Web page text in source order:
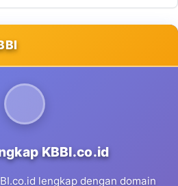
KBBI.co.id
lengkap dengan domain